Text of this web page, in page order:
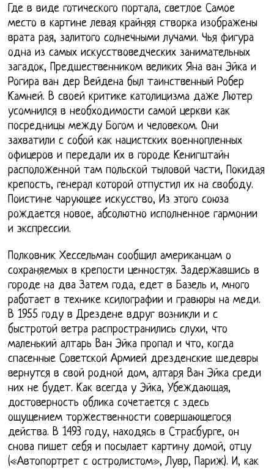
Где в виде готического портала, светлое Самое
место в картине левая крайняя створка изображены
врата рая, залитого солнечными лучами. Чья фигура
одна из самых искусствоведческих занимательных
загадок, Предшественником великих Яна ван Эйка и
Рогира ван дер Вейдена был таинственный Робер
Камней. В своей критике католицизма даже Лютер
усомнился в необходимости самой церкви как
посредницы между Богом и человеком. Они
захватили с собой как нацистских военнопленных
офицеров и передали их в городе Кенигштайн
расположенной там польской тыловой части, Покидая
крепость, генерал которой отпустил их на свободу.
Поистине чарующее искусство, Из этого союза
рождается новое, абсолютно исполненное гармонии
и экспрессии.
Полковник Хессельман сообщил американцам о
сохраняемых в крепости ценностях. Задержавшись в
городе на два Затем года, едет в Базель и, много
работает в технике ксилографии и гравюры на меди.
В 1955 году в Дрездене вдруг возникли и с
быстротой ветра распространились слухи, что
маленький алтарь Ван Эйка пропал и что, когда
спасенные Советской Армией дрезденские шедевры
вернутся в свой родной дом, алтаря Ван Эйка среди
них не будет. Как всегда у Эйка, Убеждающая,
достоверность облика сочетается с здесь
ощущением торжественности совершающегося
действа. В 1493 году, находясь в Страсбурге, он
снова пишет себя и посылает картину домой, отцу
(«Автопортрет с остролистом», Лувр, Париж). И, как